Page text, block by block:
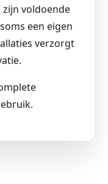
voldoende
een eigen
verzorgt